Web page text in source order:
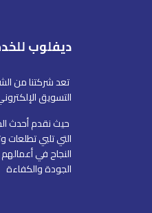
ديفلوب
تعد شركتنا من
التسويق
حيث نقدم أحدث
التي تلبي تطلعات
النجاح في
الجودة والكفاءة